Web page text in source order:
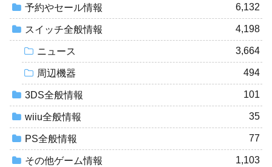
予約やセール情報 6,132
スイッチ全般情報 4,198
ニュース 3,664
周辺機器 494
3DS全般情報 101
wiiu全般情報 35
PS全般情報 77
その他ゲーム情報 1,103